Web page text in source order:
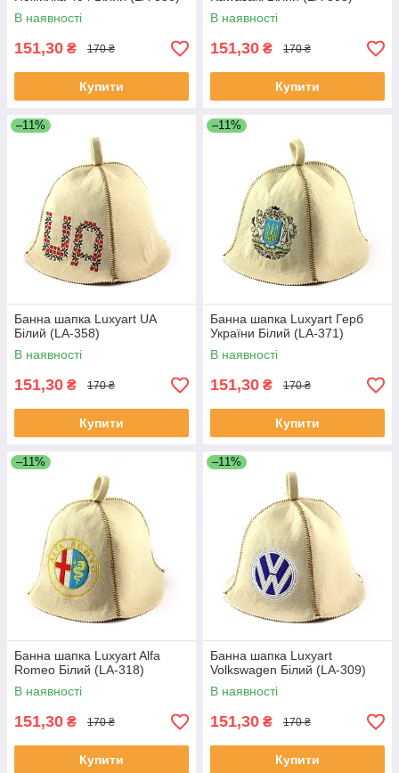
В наявності
151,30 ₴ 170 ₴
Купити
В наявності
151,30 ₴ 170 ₴
Купити
–11%
Банна шапка Luxyart UA
Білий (LA-358)
В наявності
151,30 ₴ 170 ₴
Купити
–11%
Банна шапка Luxyart Герб
України Білий (LA-371)
В наявності
151,30 ₴ 170 ₴
Купити
–11%
Банна шапка Luxyart Alfa
Romeo Білий (LA-318)
В наявності
151,30 ₴ 170 ₴
Купити
–11%
Банна шапка Luxyart
Volkswagen Білий (LA-309)
В наявності
151,30 ₴ 170 ₴
Купити